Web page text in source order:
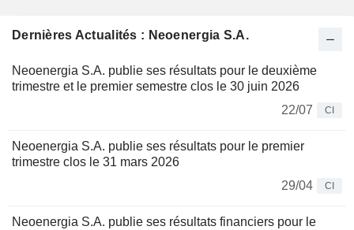
Dernières Actualités : Neoenergia S.A.
Neoenergia S.A. publie ses résultats pour le deuxième
trimestre et le premier semestre clos le 30 juin 2026
22/07
CI
Neoenergia S.A. publie ses résultats pour le premier
trimestre clos le 31 mars 2026
29/04
CI
Neoenergia S.A. publie ses résultats financiers pour le